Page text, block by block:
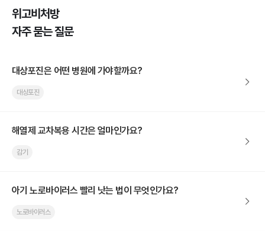
위고비처방
자주 묻는 질문
대상포진은 어떤 병원에 가야할까요?
대상포진
해열제 교차복용 시간은 얼마인가요?
감기
아기 노로바이러스 빨리 낫는 법이 무엇인가요?
노로바이러스